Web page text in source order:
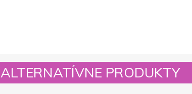
ALTERNATÍVNE PRODUKTY